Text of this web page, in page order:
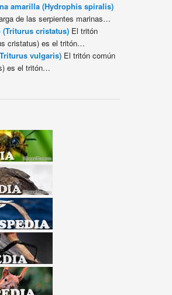
amarilla (Hydrophis spiralis)
de las serpientes marinas…
(Triturus cristatus) El tritón
cristatus) es el tritón…
vulgaris) El tritón común
es el tritón…